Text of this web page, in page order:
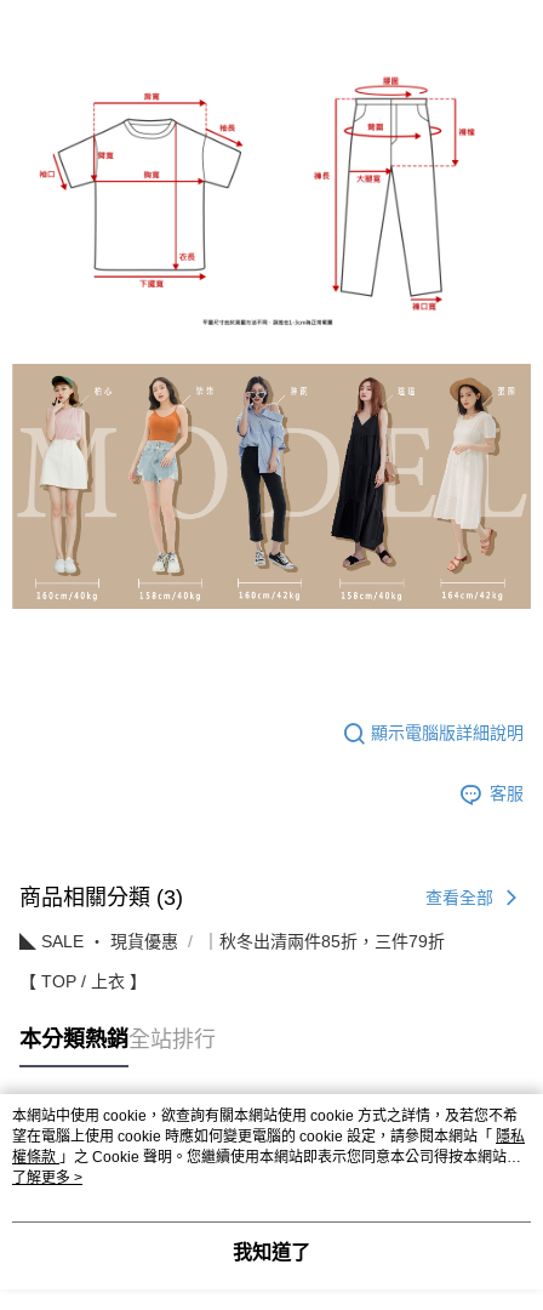
顯示電腦版詳細說明
客服
商品相關分類 (3) 查看全部
◣ SALE ‧ 現貨優惠 ｜秋冬出清兩件85折，三件79折
【 TOP / 上衣 】
本分類熱銷全站排行
熱門標籤
本網站中使用 cookie，欲查詢有關本網站使用 cookie 方式之詳情，及若您不希
望在電腦上使用 cookie 時應如何變更電腦的 cookie 設定，請參閱本網站「 隱私
權條款 」之 Cookie 聲明。您繼續使用本網站即表示您同意本公司得按本網站使
用條款之 Cookie 聲明使用 cookie。
了解更多 >
我知道了